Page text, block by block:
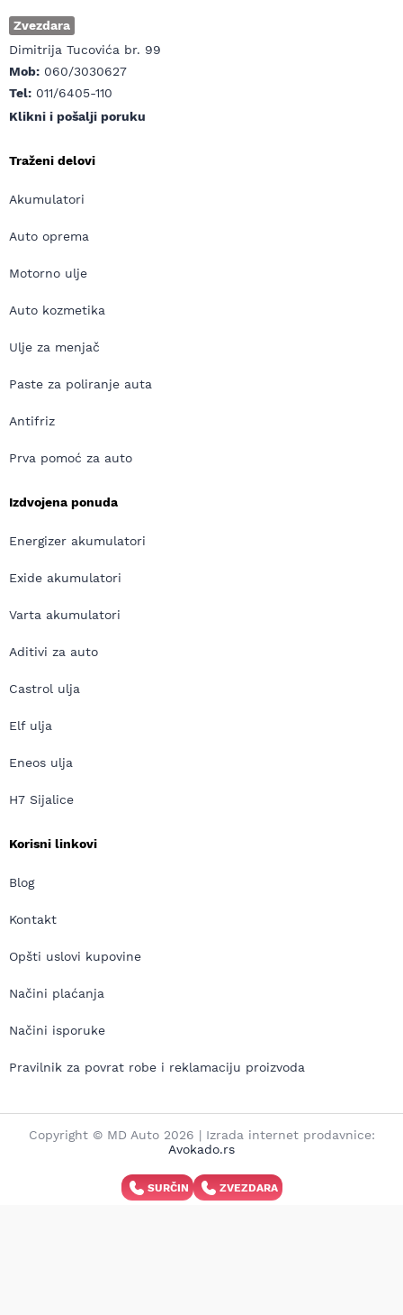
Zvezdara
Dimitrija Tucovića br. 99
Mob: 060/3030627
Tel: 011/6405-110
Klikni i pošalji poruku
Traženi delovi
Akumulatori
Auto oprema
Motorno ulje
Auto kozmetika
Ulje za menjač
Paste za poliranje auta
Antifriz
Prva pomoć za auto
Izdvojena ponuda
Energizer akumulatori
Exide akumulatori
Varta akumulatori
Aditivi za auto
Castrol ulja
Elf ulja
Eneos ulja
H7 Sijalice
Korisni linkovi
Blog
Kontakt
Opšti uslovi kupovine
Načini plaćanja
Načini isporuke
Pravilnik za povrat robe i reklamaciju proizvoda
Copyright © MD Auto 2026 | Izrada internet prodavnice:
Avokado.rs
SURČIN ZVEZDARA